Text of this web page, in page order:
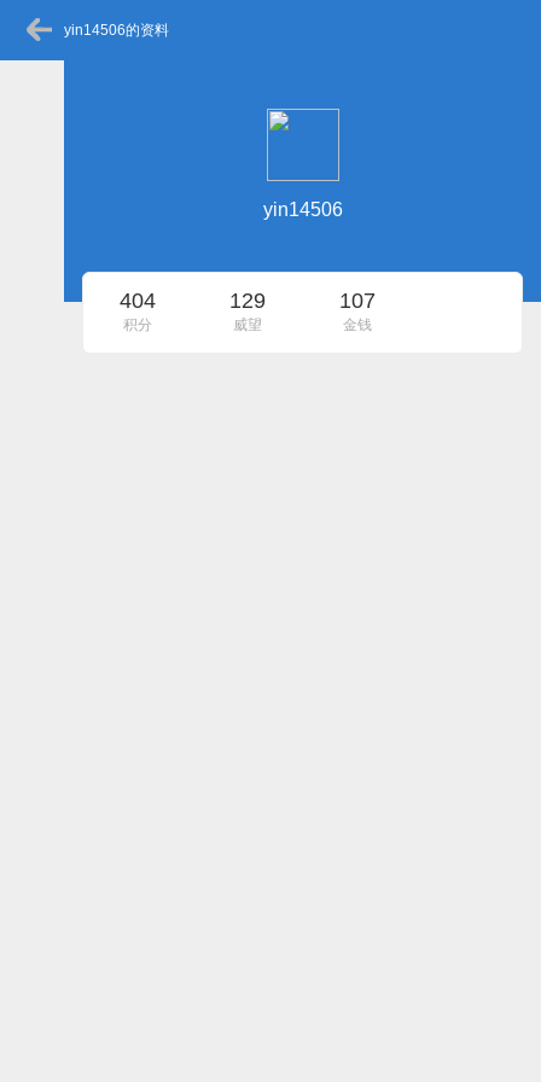
yin14506的资料
yin14506
404
积分
129
威望
107
金钱